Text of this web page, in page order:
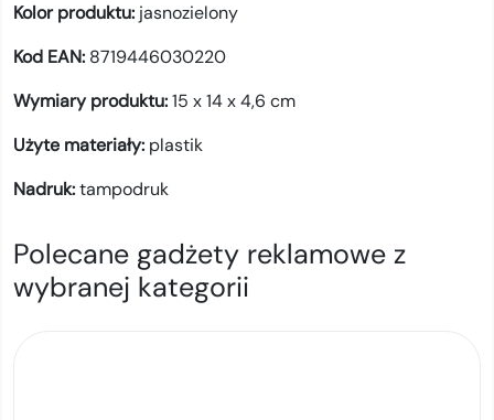
Kolor produktu: jasnozielony
Kod EAN: 8719446030220
Wymiary produktu:15 x 14 x 4,6 cm
Użyte materiały: plastik
Nadruk:tampodruk
Polecane gadżety reklamowe z
wybranej kategorii